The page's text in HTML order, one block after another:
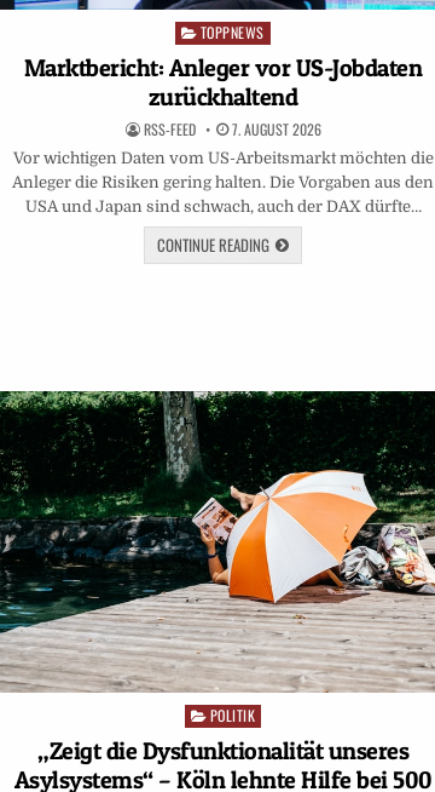
Posted
in
TOPPNEWS
Marktbericht: Anleger vor US-Jobdaten
zurückhaltend
RSS-FEED 7. AUGUST 2026
Vor wichtigen Daten vom US-Arbeitsmarkt möchten die
Anleger die Risiken gering halten. Die Vorgaben aus den
USA und Japan sind schwach, auch der DAX dürfte…
CONTINUE READING
Posted
in
POLITIK
„Zeigt die Dysfunktionalität unseres
Asylsystems“ – Köln lehnte Hilfe bei 500